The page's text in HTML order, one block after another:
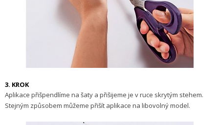
3. KROK
Aplikace při­špendlíme na šaty a přišije­me je v ruce skrytým stehem.
Stejným způsobem můžeme přišít aplikace na libovolný model.